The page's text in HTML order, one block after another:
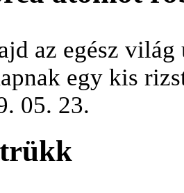
az egész
egy kis
05. 23.